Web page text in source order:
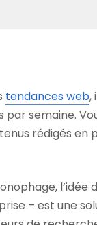
tendances web,
par semaine.
rédigés en
l’idée
– est une